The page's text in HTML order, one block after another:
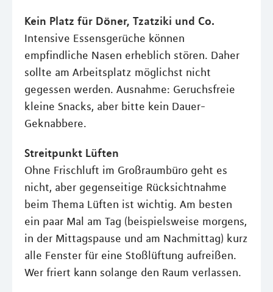
Kein Platz für Döner, Tzatziki und Co.
Intensive Essensgerüche können
empfindliche Nasen erheblich stören. Daher
sollte am Arbeitsplatz möglichst nicht
gegessen werden. Ausnahme: Geruchsfreie
kleine Snacks, aber bitte kein Dauer-
Geknabbere.
Streitpunkt Lüften
Ohne Frischluft im Großraumbüro geht es
nicht, aber gegenseitige Rücksichtnahme
beim Thema Lüften ist wichtig. Am besten
ein paar Mal am Tag (beispielsweise morgens,
in der Mittagspause und am Nachmittag) kurz
alle Fenster für eine Stoßlüftung aufreißen.
Wer friert kann solange den Raum verlassen.